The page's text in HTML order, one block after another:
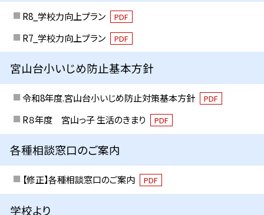
R8_学校力向上プラン PDF
R7_学校力向上プラン PDF
宮山台小いじめ防止基本方針
令和8年度.宮山台小いじめ防止対策基本方針 PDF
R８年度 宮山っ子 生活のきまり PDF
各種相談窓口のご案内
【修正】各種相談窓口のご案内 PDF
学校より